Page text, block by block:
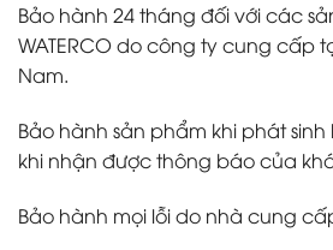
Bảo hành 24 tháng đối với các
WATERCO do công ty cung cấp
Nam.
Bảo hành sản phẩm khi phát sinh
khi nhận được thông báo của
Bảo hành mọi lỗi do nhà cung